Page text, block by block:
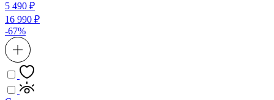
5 490 ₽
16 990 ₽
-67%